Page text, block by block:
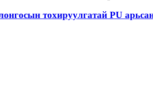
тохируулгатай PU